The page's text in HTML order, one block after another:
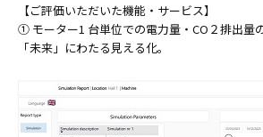
【ご評価いただいた機能・サービス】
① モーター1 台単位での電力量・CO２排出量
「未来」にわたる見える化。